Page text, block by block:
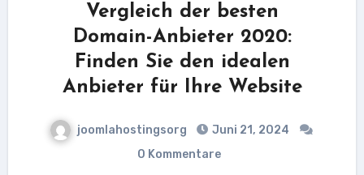
Vergleich der besten
Domain-Anbieter 2020:
Finden Sie den idealen
Anbieter für Ihre Website
joomlahostingsorg
Juni 21, 2024
0 Kommentare